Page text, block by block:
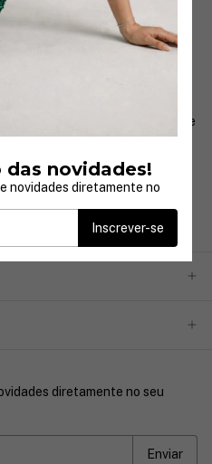
transforma o universo da
sofisticação, elegância e
para valorizar todos os tipos de
por cuidado, qualidade e
diretamente no seu
novidades!
novidades diretamente no
Inscrever-se